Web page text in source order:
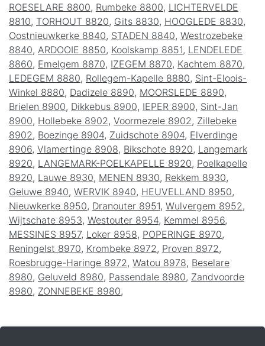
ROESELARE 8800, Rumbeke 8800, LICHTERVELDE
8810, TORHOUT 8820, Gits 8830, HOOGLEDE 8830,
Oostnieuwkerke 8840, STADEN 8840, Westrozebeke
8840, ARDOOIE 8850, Koolskamp 8851, LENDELEDE
8860, Emelgem 8870, IZEGEM 8870, Kachtem 8870,
LEDEGEM 8880, Rollegem-Kapelle 8880, Sint-Eloois-
Winkel 8880, Dadizele 8890, MOORSLEDE 8890,
Brielen 8900, Dikkebus 8900, IEPER 8900, Sint-Jan
8900, Hollebeke 8902 , Voormezele 8902 , Zillebeke
8902 , Boezinge 8904, Zuidschote 8904, Elverdinge
8906, Vlamertinge 8908, Bikschote 8920, Langemark
8920, LANGEMARK-POELKAPELLE 8920, Poelkapelle
8920, Lauwe 8930, MENEN 8930, Rekkem 8930,
Geluwe 8940, WERVIK 8940, HEUVELLAND 8950,
Nieuwkerke 8950, Dranouter 8951, Wulvergem 8952 ,
Wijtschate 8953, Westouter 8954, Kemmel 8956,
MESSINES 8957, Loker 8958, POPERINGE 8970,
Reningelst 8970, Krombeke 8972 , Proven 8972 ,
Roesbrugge-Haringe 8972 , Watou 8978, Beselare
8980, Geluveld 8980, Passendale 8980, Zandvoorde
8980, ZONNEBEKE 8980,